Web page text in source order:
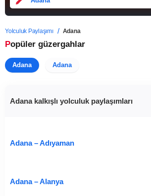
Yolculuk Paylaşımı Adana
Popüler güzergahlar
Adana Adana
Adana kalkışlı yolculuk paylaşımları
Adana – Adıyaman
Adana – Alanya